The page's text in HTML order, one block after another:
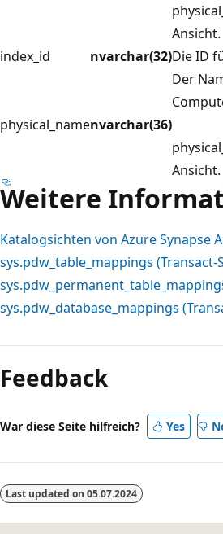
Ansicht.
index_id
nvarchar(32)Die ID
physical_namenvarchar(36)
Der
Ansicht.
Weitere
Katalogsichten von Azure Synapse
sys.pdw_table_mappings (Transact-
sys.pdw_database_mappings
Feedback
War diese Seite hilfreich? Yes
Last updated on 05.07.2024